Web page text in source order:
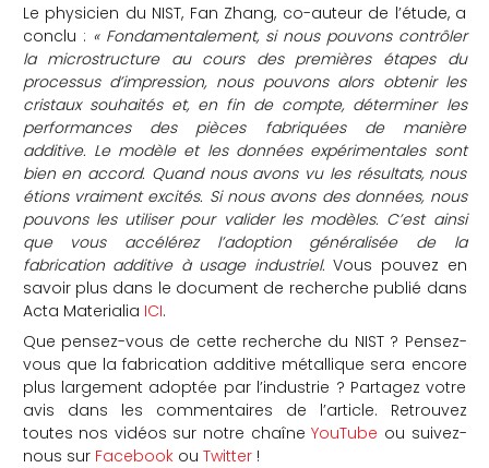
Le physicien du NIST, Fan Zhang, co-auteur de l’étude, a
conclu : « Fondamentalement, si nous pouvons contrôler
la microstructure au cours des premières étapes du
processus d’impression, nous pouvons alors obtenir les
cristaux souhaités et, en fin de compte, déterminer les
performances des pièces fabriquées de manière
additive. Le modèle et les données expérimentales sont
bien en accord. Quand nous avons vu les résultats, nous
étions vraiment excités. Si nous avons des données, nous
pouvons les utiliser pour valider les modèles. C’est ainsi
que vous accélérez l’adoption généralisée de la
fabrication additive à usage industriel.Vous pouvez en
savoir plus dans le document de recherche publié dans
Acta Materialia ICI.
Que pensez-vous de cette recherche du NIST ? Pensez-
vous que la fabrication additive métallique sera encore
plus largement adoptée par l’industrie ? Partagez votre
avis dans les commentaires de l’article. Retrouvez
toutes nos vidéos sur notre chaîneYouTube ou suivez-
nous sur Facebookou Twitter!